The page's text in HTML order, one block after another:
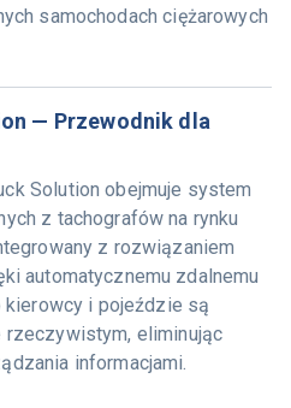
samochodach ciężarowych
— Przewodnik dla
Solution obejmuje system
z tachografów na rynku
z rozwiązaniem
automatycznemu zdalnemu
kierowcy i pojeździe są
eliminując
informacjami.